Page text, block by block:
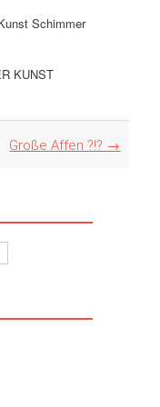
Schimmer
KUNST
Große Affen ?!? →